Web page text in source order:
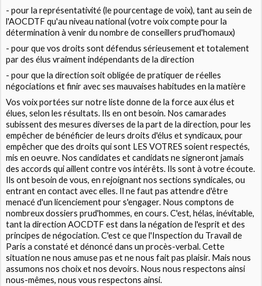
- pour la représentativité (le pourcentage de voix), tant au sein de
l'AOCDTF qu'au niveau national (votre voix compte pour la
détermination à venir du nombre de conseillers prud'homaux)
- pour que vos droits sont défendus sérieusement et totalement
par des élus vraiment indépendants de la direction
- pour que la direction soit obligée de pratiquer de réelles
négociations et finir avec ses mauvaises habitudes en la matière
Vos voix portées sur notre liste donne de la force aux élus et
élues, selon les résultats. Ils en ont besoin. Nos camarades
subissent des mesures diverses de la part de la direction, pour les
empêcher de bénéficier de leurs droits d'élus et syndicaux, pour
empêcher que des droits qui sont LES VOTRES soient respectés,
mis en oeuvre. Nos candidates et candidats ne signeront jamais
des accords qui aillent contre vos intérêts. Ils sont à votre écoute.
Ils ont besoin de vous, en rejoignant nos sections syndicales, ou
entrant en contact avec elles. Il ne faut pas attendre d'être
menacé d'un licenciement pour s'engager. Nous comptons de
nombreux dossiers prud'hommes, en cours. C'est, hélas, inévitable,
tant la direction AOCDTF est dans la négation de l'esprit et des
principes de négociation. C'est ce que l'Inspection du Travail de
Paris a constaté et dénoncé dans un procès-verbal. Cette
situation ne nous amuse pas et ne nous fait pas plaisir. Mais nous
assumons nos choix et nos devoirs. Nous nous respectons ainsi
nous-mêmes, nous vous respectons ainsi.